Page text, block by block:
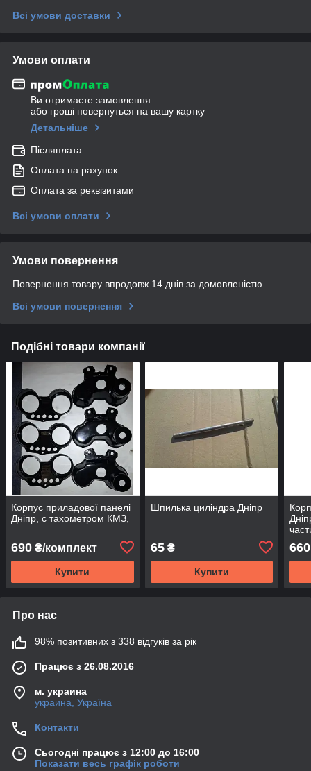
Всі умови доставки
Умови оплати
Ви отримаєте замовлення
або гроші повернуться на вашу картку
Детальніше
Післяплата
Оплата на рахунок
Оплата за реквізитами
Всі умови оплати
Умови повернення
Повернення товару впродовж 14 днів за домовленістю
Всі умови повернення
Подібні товари компанії
Корпус приладової панелі
Дніпр, с тахометром КМЗ,
690 ₴/комплект
Купити
Шпилька циліндра Дніпр
65₴
Купити
660
Про нас
98% позитивних з 338 відгуків за рік
Працює з 26.08.2016
м. украина
украина, Україна
Контакти
Сьогодні працює з 12:00 до 16:00
Показати весь графік роботи